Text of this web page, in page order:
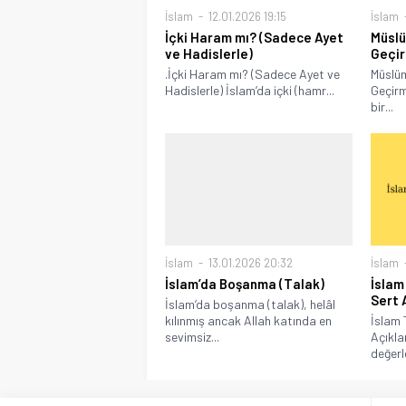
İslam 12.01.2026 19:15
İçki Haram mı? (Sadece Ayet
ve Hadislerle)
.İçki Haram mı? (Sadece Ayet ve
Hadislerle) İslam’da içki (hamr...
İslam
bir...
İslam 13.01.2026 20:32
İslam’da Boşanma (Talak)
İslam’da boşanma (talak), helâl
kılınmış ancak Allah katında en
sevimsiz...
İslam
Sert
İslam